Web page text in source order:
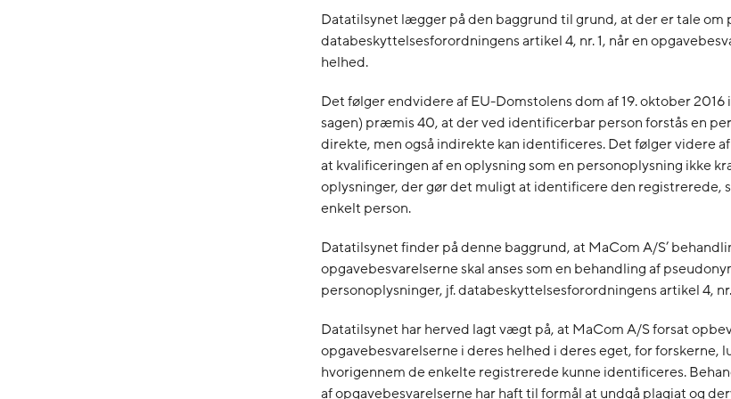
Datatilsynet lægger på den baggrund til grund, at der er tale om
databeskyttelsesforordningens artikel 4, nr. 1, når en
helhed.
Det følger endvidere af EU-Domstolens dom af 19. oktober 2016
sagen) præmis 40, at der ved identificerbar person forstås en
direkte, men også indirekte kan identificeres. Det følger videre
at kvalificeringen af en oplysning som en personoplysning ikke
oplysninger, der gør det muligt at identificere den registrerede,
enkelt person.
Datatilsynet finder på denne baggrund, at MaCom A/S’
opgavebesvarelserne skal anses som en behandling af
personoplysninger, jf. databeskyttelsesforordningens artikel 4,
Datatilsynet har herved lagt vægt på, at MaCom A/S forsat
opgavebesvarelserne i deres helhed i deres eget, for forskerne,
hvorigennem de enkelte registrerede kunne identificeres.
af opgavebesvarelserne har haft til formål at undgå plagiat og